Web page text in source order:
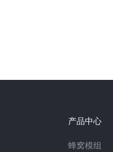
产品中心
蜂窝模组